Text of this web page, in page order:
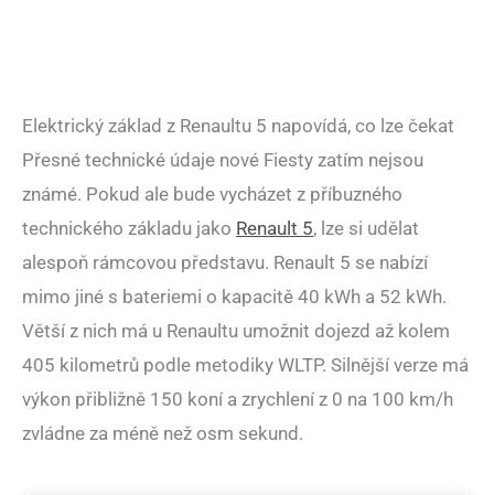
Elektrický základ z Renaultu 5 napovídá, co lze čekat
Přesné technické údaje nové Fiesty zatím nejsou
známé. Pokud ale bude vycházet z příbuzného
technického základu jako Renault 5, lze si udělat
alespoň rámcovou představu. Renault 5 se nabízí
mimo jiné s bateriemi o kapacitě 40 kWh a 52 kWh.
Větší z nich má u Renaultu umožnit dojezd až kolem
405 kilometrů podle metodiky WLTP. Silnější verze má
výkon přibližně 150 koní a zrychlení z 0 na 100 km/h
zvládne za méně než osm sekund.